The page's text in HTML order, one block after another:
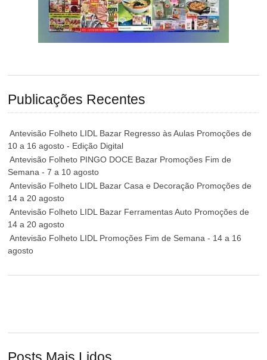
Publicações Recentes
Antevisão Folheto LIDL Bazar Regresso às Aulas Promoções de
10 a 16 agosto - Edição Digital
Antevisão Folheto PINGO DOCE Bazar Promoções Fim de
Semana - 7 a 10 agosto
Antevisão Folheto LIDL Bazar Casa e Decoração Promoções de
14 a 20 agosto
Antevisão Folheto LIDL Bazar Ferramentas Auto Promoções de
14 a 20 agosto
Antevisão Folheto LIDL Promoções Fim de Semana - 14 a 16
agosto